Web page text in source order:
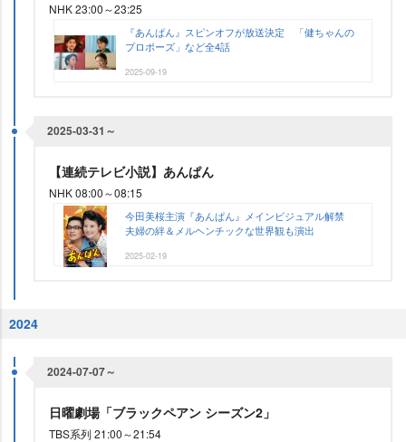
NHK 23:00～23:25
『あんぱん』スピンオフが放送決定 「健ちゃんの
プロポーズ」など全4話
2025-09-19
2025-03-31～
【連続テレビ小説】あんぱん
NHK 08:00～08:15
今田美桜主演『あんぱん』メインビジュアル解禁
夫婦の絆＆メルヘンチックな世界観も演出
2025-02-19
2024
2024-07-07～
日曜劇場「ブラックペアン シーズン2」
TBS系列 21:00～21:54